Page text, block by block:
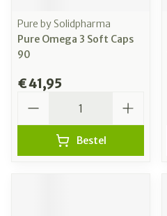
Pure by Solidpharma
Pure Omega 3 Soft Caps
90
€ 41,95
Bestel